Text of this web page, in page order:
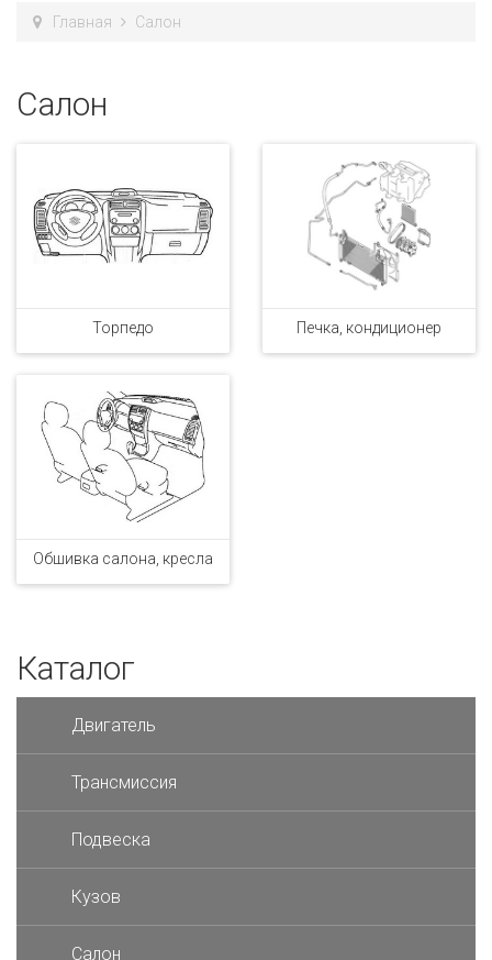
Главная Салон
Салон
Торпедо Печка, кондиционер
Обшивка салона, кресла
Каталог
Двигатель
Трансмиссия
Подвеска
Кузов
Салон